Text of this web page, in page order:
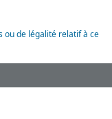
ou de légalité relatif à ce